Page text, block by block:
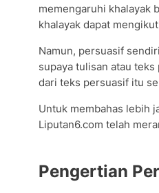
memengaruhi khalayak
khalayak dapat
Namun, persuasif
supaya tulisan atau
dari teks persuasif itu
Untuk membahas lebih
Liputan6.com telah
Pengertian